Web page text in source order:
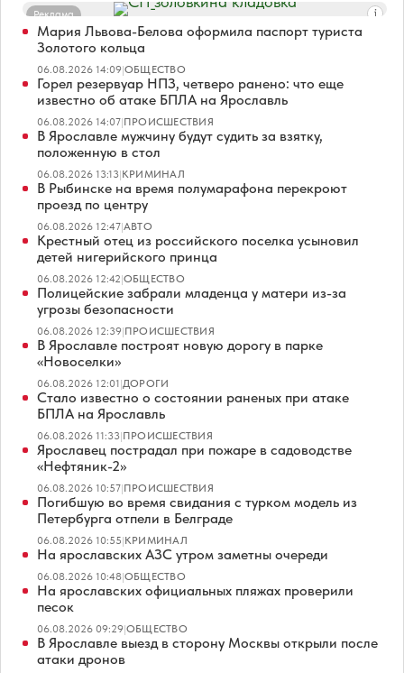
Реклама
Мария Львова-Белова оформила паспорт туриста
Золотого кольца
06.08.2026 14:09|ОБЩЕСТВО
Горел резервуар НПЗ, четверо ранено: что еще
известно об атаке БПЛА на Ярославль
06.08.2026 14:07|ПРОИСШЕСТВИЯ
В Ярославле мужчину будут судить за взятку,
положенную в стол
06.08.2026 13:13|КРИМИНАЛ
В Рыбинске на время полумарафона перекроют
проезд по центру
06.08.2026 12:47|АВТО
Крестный отец из российского поселка усыновил
детей нигерийского принца
06.08.2026 12:42|ОБЩЕСТВО
Полицейские забрали младенца у матери из-за
угрозы безопасности
06.08.2026 12:39|ПРОИСШЕСТВИЯ
В Ярославле построят новую дорогу в парке
«Новоселки»
06.08.2026 12:01|ДОРОГИ
Стало известно о состоянии раненых при атаке
БПЛА на Ярославль
06.08.2026 11:33|ПРОИСШЕСТВИЯ
Ярославец пострадал при пожаре в садоводстве
«Нефтяник-2»
06.08.2026 10:57|ПРОИСШЕСТВИЯ
Погибшую во время свидания с турком модель из
Петербурга отпели в Белграде
06.08.2026 10:55|КРИМИНАЛ
На ярославских АЗС утром заметны очереди
06.08.2026 10:48|ОБЩЕСТВО
На ярославских официальных пляжах проверили
песок
06.08.2026 09:29|ОБЩЕСТВО
В Ярославле выезд в сторону Москвы открыли после
атаки дронов